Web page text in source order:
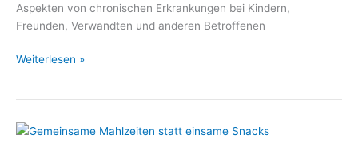
Aspekten von chronischen Erkrankungen bei Kindern,
Freunden, Verwandten und anderen Betroffenen
Manchmal
Nichts
Weiterlesen »